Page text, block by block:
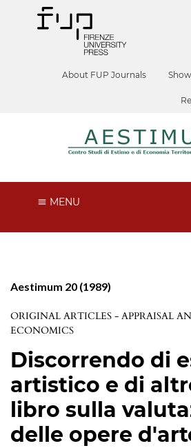
About FUP Journals
MENU
Aestimum 20 (1989)
ORIGINAL ARTICLES - APPRAISAL
ECONOMICS
Discorrendo di
artistico e di
libro sulla
delle opere